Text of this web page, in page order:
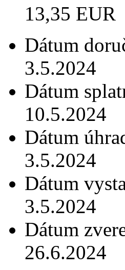
13,35 EUR
Dátum
3.5.2024
Dátum
10.5.2024
Dátum
3.5.2024
Dátum
3.5.2024
Dátum
26.6.2024